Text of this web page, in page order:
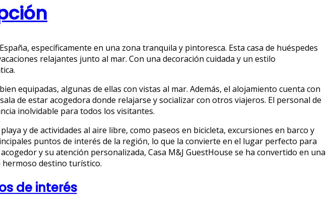
específicamente en una zona tranquila y pintoresca. Esta casa de huéspedes
relajantes junto al mar. Con una decoración cuidada y un estilo
equipadas, algunas de ellas con vistas al mar. Además, el alojamiento cuenta con
de estar acogedora donde relajarse y socializar con otros viajeros. El personal de
inolvidable para todos los visitantes.
y de actividades al aire libre, como paseos en bicicleta, excursiones en barco y
puntos de interés de la región, lo que la convierte en el lugar perfecto para
y su atención personalizada, Casa M&J GuestHouse se ha convertido en una
destino turístico.
de interés